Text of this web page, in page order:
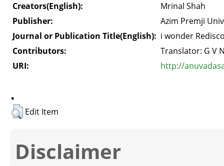
Creators(English):
Mrinal Shah
Publisher:
Azim Premji
Journal or Publication Title(English): i wonder
Contributors:
Translator: G V
URI:
http://
.
Edit Item
Disclaimer